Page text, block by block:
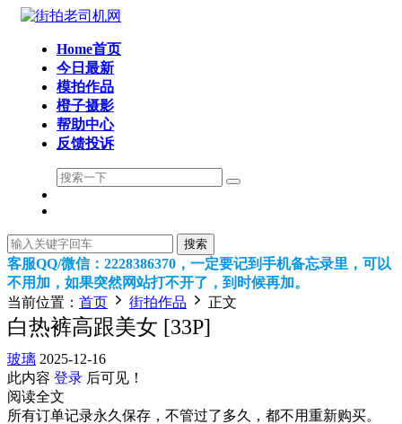
Home首页
今日最新
模拍作品
橙子摄影
帮助中心
反馈投诉
搜索
客服QQ/微信：2228386370，一定要记到手机备忘录里，可以
不用加，如果突然网站打不开了，到时候再加。
当前位置： 首页 街拍作品 正文
白热裤高跟美女 [33P]
玻璃 2025-12-16
此内容 登录 后可见！
阅读全文
所有订单记录永久保存，不管过了多久，都不用重新购买。